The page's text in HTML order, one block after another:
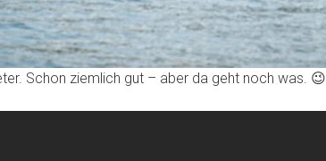
Schon ziemlich gut – aber da geht noch was. 😉